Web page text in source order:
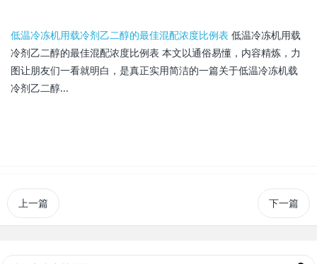
低温冷冻机用载冷剂乙二醇的最佳混配浓度比例表 低温冷冻机用载
冷剂乙二醇的最佳混配浓度比例表 本文以通俗易懂，内容精炼，力
图让朋友们一看就明白，是真正实用简洁的一篇关于低温冷冻机载
冷剂乙二醇...
上一篇 下一篇